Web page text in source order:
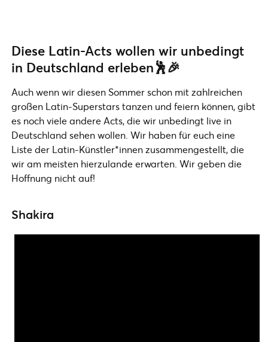
Diese Latin-Acts wollen wir unbedingt
in Deutschland erleben🕺🎉
Auch wenn wir diesen Sommer schon mit zahlreichen
großen Latin-Superstars tanzen und feiern können, gibt
es noch viele andere Acts, die wir unbedingt live in
Deutschland sehen wollen. Wir haben für euch eine
Liste der Latin-Künstler*innen zusammengestellt, die
wir am meisten hierzulande erwarten. Wir geben die
Hoffnung nicht auf!
Shakira